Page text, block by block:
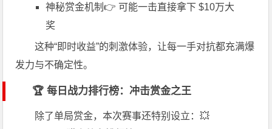
神秘赏金机制👉 可能一击直接拿下 $10万大
奖
这种“即时收益”的刺激体验，让每一手对抗都充满爆
发力与不确定性。
🏆 每日战力排行榜：冲击赏金之王
除了单局赏金，本次赛事还特别设立：💥